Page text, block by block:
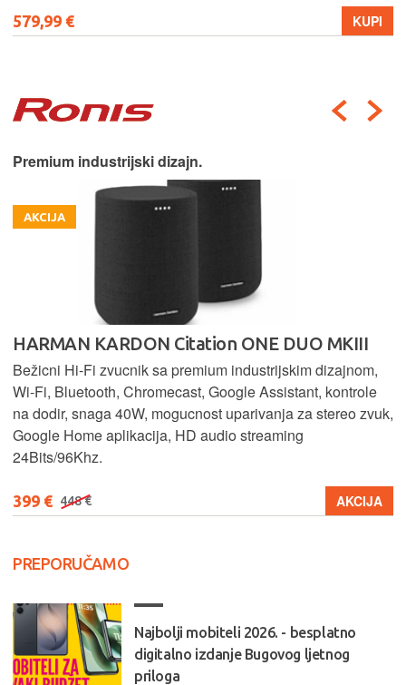
579,99 € KUPI
Premium industrijski dizajn.
AKCIJA
HARMAN KARDON Citation ONE DUO MKIII
Bežicni Hi-Fi zvucnik sa premium industrijskim dizajnom,
Wi-Fi, Bluetooth, Chromecast, Google Assistant, kontrole
na dodir, snaga 40W, mogucnost uparivanja za stereo zvuk,
Google Home aplikacija, HD audio streaming
24Bits/96Khz.
399 € 448 € AKCIJA
PREPORUČAMO
Najbolji mobiteli 2026. - besplatno
digitalno izdanje Bugovog ljetnog
priloga